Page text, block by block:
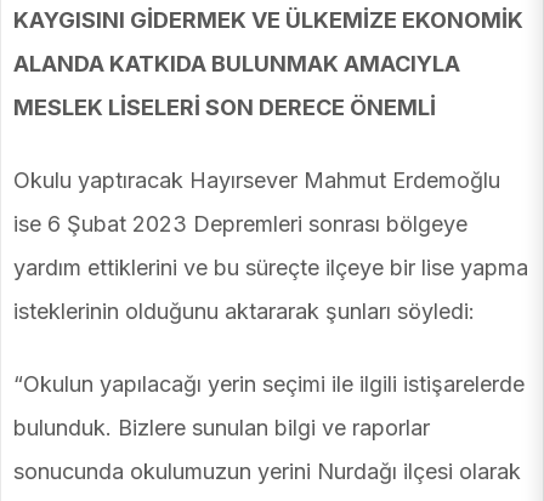
KAYGISINI GİDERMEK VE ÜLKEMİZE EKONOMİK
ALANDA KATKIDA BULUNMAK AMACIYLA
MESLEK LİSELERİ SON DERECE ÖNEMLİ
Okulu yaptıracak Hayırsever Mahmut Erdemoğlu
ise 6 Şubat 2023 Depremleri sonrası bölgeye
yardım ettiklerini ve bu süreçte ilçeye bir lise yapma
isteklerinin olduğunu aktararak şunları söyledi:
“Okulun yapılacağı yerin seçimi ile ilgili istişarelerde
bulunduk. Bizlere sunulan bilgi ve raporlar
sonucunda okulumuzun yerini Nurdağı ilçesi olarak